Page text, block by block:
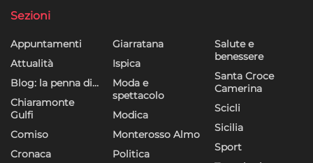
Sezioni
Appuntamenti
Attualità
Blog: la penna di…
Chiaramonte
Gulfi
Comiso
Cronaca
Giarratana
Ispica
Moda e
spettacolo
Modica
Monterosso Almo
Politica
Salute e
benessere
Santa Croce
Camerina
Scicli
Sicilia
Sport